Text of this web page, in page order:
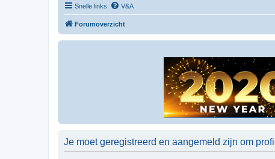
Snelle links V&A
Forumoverzicht
Je moet geregistreerd en aangemeld zijn om